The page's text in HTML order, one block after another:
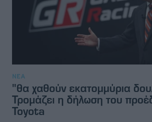
ΝΕΑ
"θα χαθούν εκατομμύρια
Τρομάζει η δήλωση του
Toyota